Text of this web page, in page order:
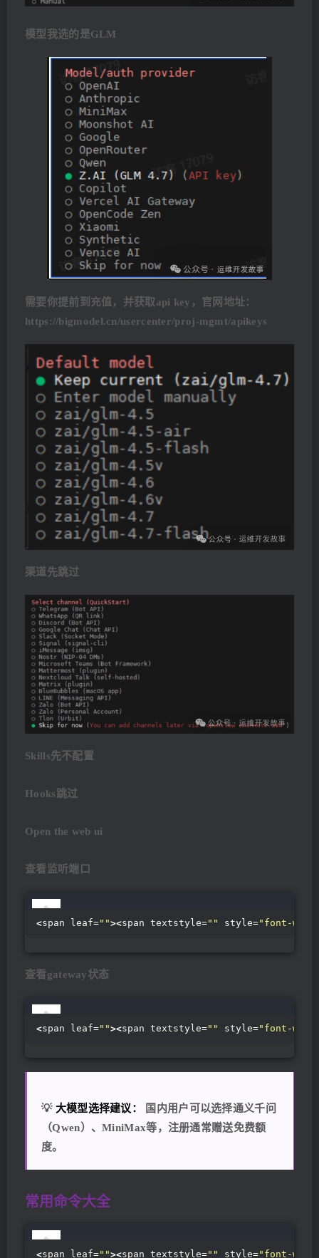
模型我选的是GLM
需要你提前到充值，并获取api key，官网地址：
https://bigmodel.cn/usercenter/proj-mgmt/apikeys
渠道先跳过
Skills先不配置
Hooks跳过
Open the web ui
查看监听端口
<span leaf=""><span textstyle="" style="font-
查看gateway状态
<span leaf=""><span textstyle="" style="font-
💡 大模型选择建议：
国内用户可以选择通义千问
（Qwen）、MiniMax等，注册通常赠送免费额
度。
常用命令大全
<span leaf=""><span textstyle="" style="font-